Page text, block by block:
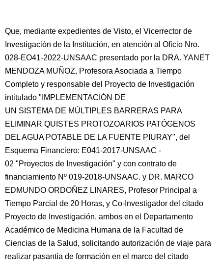
Que, mediante expedientes de Visto, el Vicerrector de
Investigación de la Institución, en atención al Oficio Nro.
028-EO41-2022-UNSAAC presentado por la DRA. YANET
MENDOZA MUÑOZ, Profesora Asociada a Tiempo
Completo y responsable del Proyecto de Investigación
intitulado "IMPLEMENTACIÓN DE
UN SISTEMA DE MÚLTIPLES BARRERAS PARA
ELIMINAR QUISTES PROTOZOARIOS PATÓGENOS
DEL AGUA POTABLE DE LA FUENTE PIURAY", del
Esquema Financiero: E041-2017-UNSAAC -
02 "Proyectos de Investigación" y con contrato de
financiamiento Nº 019-2018-UNSAAC. y DR. MARCO
EDMUNDO ORDOÑEZ LINARES, Profesor Principal a
Tiempo Parcial de 20 Horas, y Co-Investigador del citado
Proyecto de Investigación, ambos en el Departamento
Académico de Medicina Humana de la Facultad de
Ciencias de la Salud, solicitando autorización de viaje para
realizar pasantía de formación en el marco del citado